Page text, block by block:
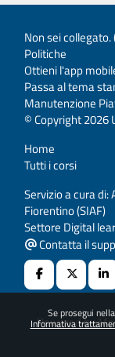
Se prosegui
Informativa
Non sei collegato.
Politiche
Ottieni l'app
Passa al tema
Manutenzione
© Copyright 2026
Home
Tutti i corsi
Servizio a cura
Fiorentino (SIAF)
Settore Digital
Contatta il
Powered by